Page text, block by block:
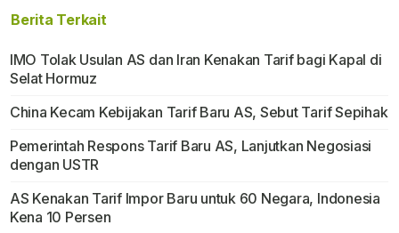
Berita Terkait
IMO Tolak Usulan AS dan Iran Kenakan Tarif bagi Kapal di
Selat Hormuz
China Kecam Kebijakan Tarif Baru AS, Sebut Tarif Sepihak
Pemerintah Respons Tarif Baru AS, Lanjutkan Negosiasi
dengan USTR
AS Kenakan Tarif Impor Baru untuk 60 Negara, Indonesia
Kena 10 Persen